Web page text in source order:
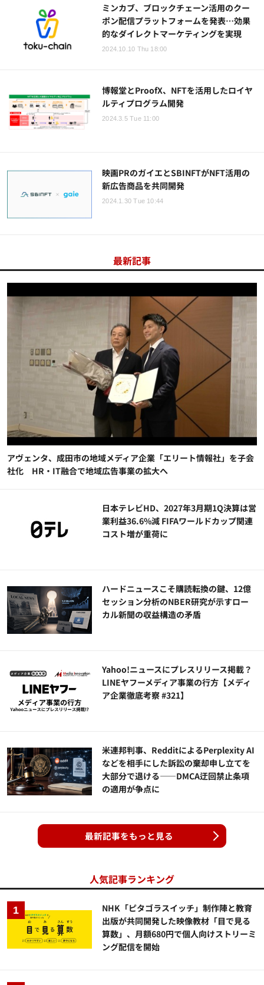
ミンカブ、ブロックチェーン活用のクー
ポン配信プラットフォームを発表…効果
的なダイレクトマーケティングを実現
2024.10.10 Thu 18:00
博報堂とProofX、NFTを活用したロイヤ
ルティプログラム開発
2024.3.5 Tue 11:00
映画PRのガイエとSBINFTがNFT活用の
新広告商品を共同開発
2024.1.30 Tue 10:44
最新記事
アヴェンタ、成田市の地域メディア企業「エリート情報社」を子会
社化 HR・IT融合で地域広告事業の拡大へ
日本テレビHD、2027年3月期1Q決算は営
業利益36.6%減 FIFAワールドカップ関連
コスト増が重荷に
ハードニュースこそ購読転換の鍵、12億
セッション分析のNBER研究が示すロー
カル新聞の収益構造の矛盾
Yahoo!ニュースにプレスリリース掲載？
LINEヤフーメディア事業の行方【メディ
ア企業徹底考察 #321】
米連邦判事、RedditによるPerplexity AI
などを相手にした訴訟の棄却申し立てを
大部分で退ける——DMCA迂回禁止条項
の適用が争点に
最新記事をもっと見る
人気記事ランキング
NHK「ピタゴラスイッチ」制作陣と教育
出版が共同開発した映像教材「目で見る
算数」、月額680円で個人向けストリーミ
ング配信を開始